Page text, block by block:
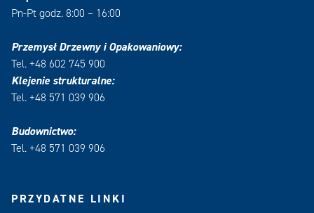
Pn-Pt godz. 8:00 – 16:00
Przemysł Drzewny i Opakowaniowy:
Tel. +48 602 745 900
Klejenie strukturalne:
Tel. +48 571 039 906
Budownictwo:
Tel. +48 571 039 906
PRZYDATNE LINKI